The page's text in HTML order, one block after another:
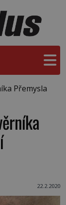
Přemysla
22.2.2020